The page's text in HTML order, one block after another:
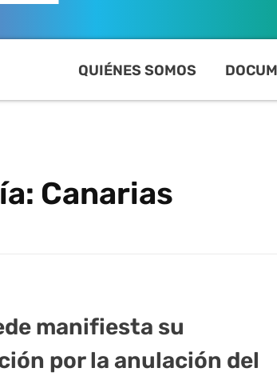
QUIÉNES SOMOS
Canarias
manifiesta su
por la anulación del